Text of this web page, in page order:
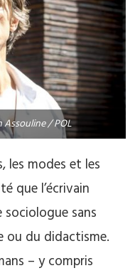
/ POL
les modes et les
que l’écrivain
sans
ou du didactisme.
– y compris